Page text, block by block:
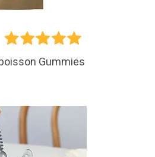
Gummies